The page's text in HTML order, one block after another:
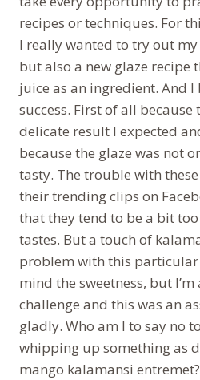
recipes or techniques. For
I really wanted to try out
but also a new glaze recipe
juice as an ingredient. And I
success. First of all
delicate result I expected
because the glaze was not
tasty. The trouble with
their trending clips on
that they tend to be a bit
tastes. But a touch of
problem with this particular
mind the sweetness, but
challenge and this was an
gladly. Who am I to say no
whipping up something as
mango kalamansi